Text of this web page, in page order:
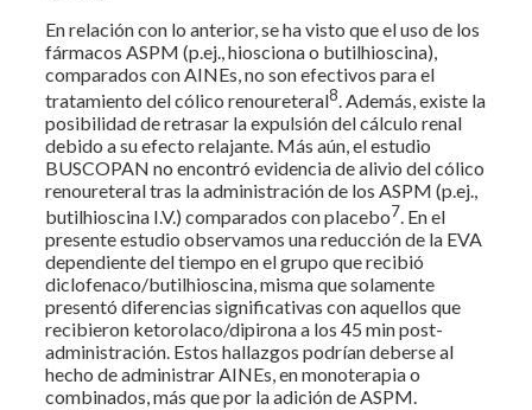
En relación con lo anterior, se ha visto que el uso de los
fármacos ASPM (p.ej., hiosciona o butilhioscina),
comparados con AINEs, no son efectivos para el
tratamiento del cólico renoureteral8. Además, existe la
posibilidad de retrasar la expulsión del cálculo renal
debido a su efecto relajante. Más aún, el estudio
BUSCOPAN no encontró evidencia de alivio del cólico
renoureteral tras la administración de los ASPM (p.ej.,
butilhioscina I.V.) comparados con placebo7. En el
presente estudio observamos una reducción de la EVA
dependiente del tiempo en el grupo que recibió
diclofenaco/butilhioscina, misma que solamente
presentó diferencias significativas con aquellos que
recibieron ketorolaco/dipirona a los 45 min post-
administración. Estos hallazgos podrían deberse al
hecho de administrar AINEs, en monoterapia o
combinados, más que por la adición de ASPM.